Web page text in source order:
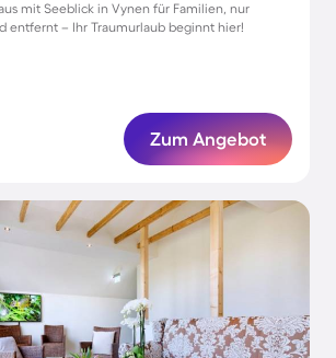
mit Seeblick in Vynen für Familien, nur
entfernt – Ihr Traumurlaub beginnt hier!
Zum Angebot